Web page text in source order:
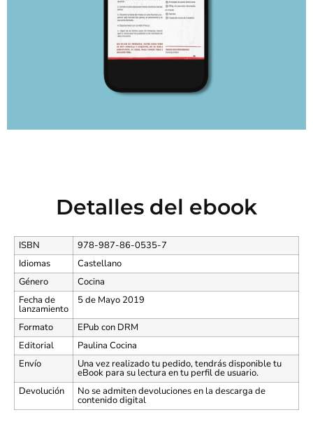
Detalles del ebook
ISBN
978-987-86-0535-7
Idiomas
Castellano
Género
Cocina
Fecha de
lanzamiento
5 de Mayo 2019
Formato
EPub con DRM
Editorial
Paulina Cocina
Envío
Una vez realizado tu pedido, tendrás disponible tu
eBook para su lectura en tu perfil de usuario.
Devolución
No se admiten devoluciones en la descarga de
contenido digital